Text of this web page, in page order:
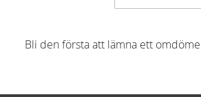
Bli den första att lämna ett